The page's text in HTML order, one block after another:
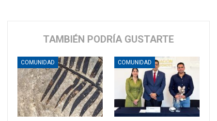
TAMBIÉN PODRÍA GUSTARTE
COMUNIDAD COMUNIDAD